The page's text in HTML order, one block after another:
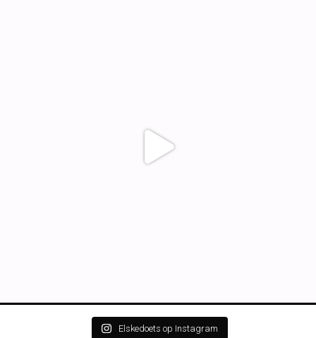
Elskedoets op Instagram